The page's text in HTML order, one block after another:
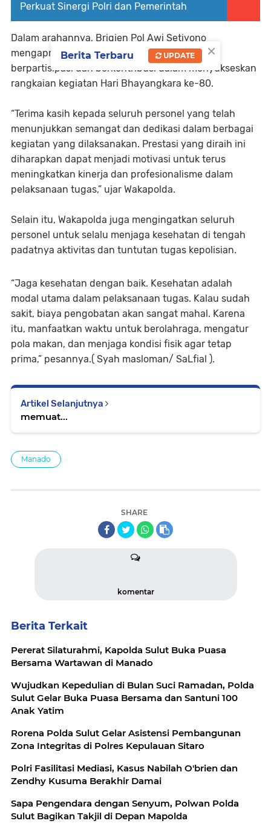
Perkuat Sinergi Polri dan Pemerintah
Dalam arahannya, Brigjen Pol Awi Setiyono
mengapresiasi seluruh personel yang telah
berpartisipasi dan berkontribusi dalam menyukseskan
rangkaian kegiatan Hari Bhayangkara ke-80.
“Terima kasih kepada seluruh personel yang telah
menunjukkan semangat dan dedikasi dalam berbagai
kegiatan yang dilaksanakan. Prestasi yang diraih ini
diharapkan dapat menjadi motivasi untuk terus
meningkatkan kinerja dan profesionalisme dalam
pelaksanaan tugas,” ujar Wakapolda.
Selain itu, Wakapolda juga mengingatkan seluruh
personel untuk selalu menjaga kesehatan di tengah
padatnya aktivitas dan tuntutan tugas kepolisian.
“Jaga kesehatan dengan baik. Kesehatan adalah
modal utama dalam pelaksanaan tugas. Kalau sudah
sakit, biaya pengobatan akan sangat mahal. Karena
itu, manfaatkan waktu untuk berolahraga, mengatur
pola makan, dan menjaga kondisi fisik agar tetap
prima,” pesannya.( Syah masloman/ SaLfial ).
Artikel Selanjutnya
memuat...
Manado
SHARE
komentar
Berita Terkait
Pererat Silaturahmi, Kapolda Sulut Buka Puasa
Bersama Wartawan di Manado
Wujudkan Kepedulian di Bulan Suci Ramadan, Polda
Sulut Gelar Buka Puasa Bersama dan Santuni 100
Anak Yatim
Rorena Polda Sulut Gelar Asistensi Pembangunan
Zona Integritas di Polres Kepulauan Sitaro
Polri Fasilitasi Mediasi, Kasus Nabilah O'brien dan
Zendhy Kusuma Berakhir Damai
Sapa Pengendara dengan Senyum, Polwan Polda
Sulut Bagikan Takjil di Depan Mapolda
×
Berita Terbaru UPDATE